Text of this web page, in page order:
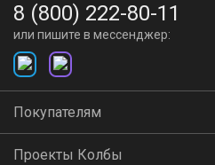
8 (800) 222-80-11
или пишите в мессенджер:
Покупателям
Проекты Колбы